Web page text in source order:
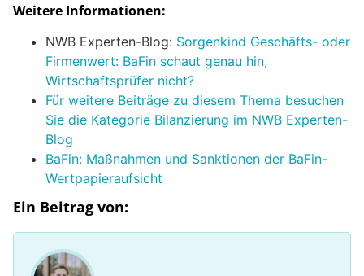
Weitere Informationen:
NWB Experten-Blog: Sorgenkind Geschäfts- oder
Firmenwert: BaFin schaut genau hin,
Wirtschaftsprüfer nicht?
Für weitere Beiträge zu diesem Thema besuchen
Sie die Kategorie Bilanzierung im NWB Experten-
Blog
BaFin: Maßnahmen und Sanktionen der BaFin-
Wertpapieraufsicht
Ein Beitrag von: